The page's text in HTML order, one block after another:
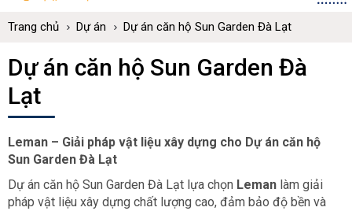
Trang chủ Dự án Dự án căn hộ Sun Garden Đà Lạt
Dự án căn hộ Sun Garden Đà
Lạt
Leman – Giải pháp vật liệu xây dựng cho Dự án căn hộ
Sun Garden Đà Lạt
Dự án căn hộ Sun Garden Đà Lạt lựa chọn Leman làm giải
pháp vật liệu xây dựng chất lượng cao, đảm bảo độ bền và